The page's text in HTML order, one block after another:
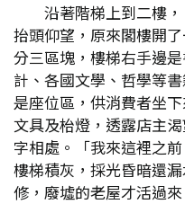
沿著階梯上到二樓
抬頭仰望，原來閣樓開
分三區塊，樓梯右手邊
計、各國文學、哲學等
是座位區，供消費者坐
文具及枱燈，透露店主
字相處。「我來這裡之
樓梯積灰，採光昏暗還
修，廢墟的老屋才活過來